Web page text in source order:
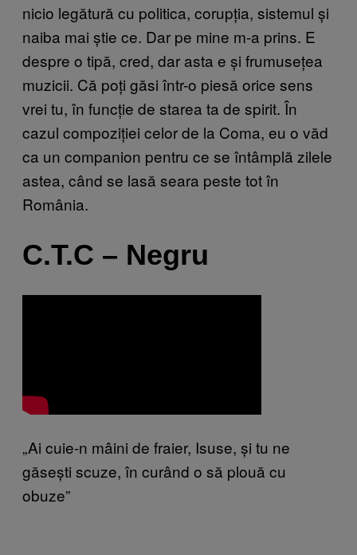
nicio legătură cu politica, corupția, sistemul și
naiba mai știe ce. Dar pe mine m-a prins. E
despre o tipă, cred, dar asta e și frumusețea
muzicii. Că poți găsi într-o piesă orice sens
vrei tu, în funcție de starea ta de spirit. În
cazul compoziției celor de la Coma, eu o văd
ca un companion pentru ce se întâmplă zilele
astea, când se lasă seara peste tot în
România.
C.T.C – Negru
„Ai cuie-n mâini de fraier, Isuse, și tu ne
găsești scuze, în curând o să plouă cu
obuze”